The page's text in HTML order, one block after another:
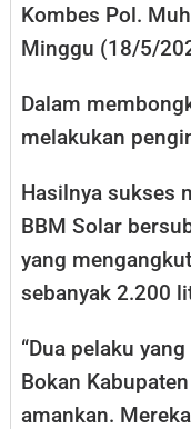
Kombes Pol.
Minggu (18/5/
Dalam
melakukan
Hasilnya sukses
BBM Solar
yang
sebanyak 2.200
“Dua pelaku
Bokan
amankan.